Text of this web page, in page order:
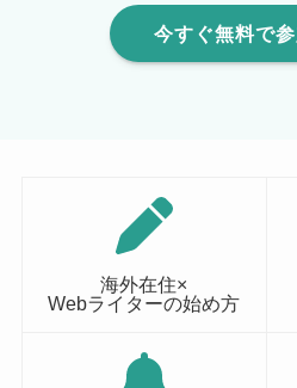
今すぐ無料で
海外在住×
Webライターの始め方